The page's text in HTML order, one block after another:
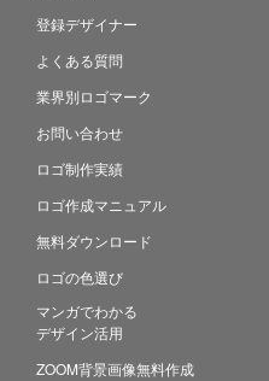
登録デザイナー
よくある質問
業界別ロゴマーク
お問い合わせ
ロゴ制作実績
ロゴ作成マニュアル
無料ダウンロード
ロゴの色選び
マンガでわかる
デザイン活用
ZOOM背景画像無料作成